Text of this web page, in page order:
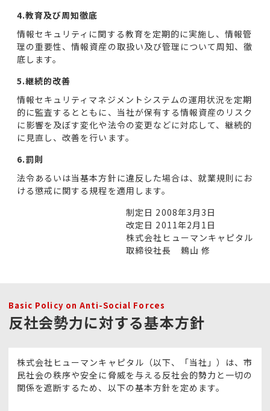
4.教育及び周知徹底
情報セキュリティに関する教育を定期的に実施し、情報管
理の重要性、情報資産の取扱い及び管理について周知、徹
底します。
5.継続的改善
情報セキュリティマネジメントシステムの運用状況を定期
的に監査するとともに、当社が保有する情報資産のリスク
に影響を及ぼす変化や法令の変更などに対応して、継続的
に見直し、改善を行います。
6.罰則
法令あるいは当基本方針に違反した場合は、就業規則にお
ける懲戒に関する規程を適用します。
制定日 2008年3月3日
改定日 2011年2月1日
株式会社ヒューマンキャピタル
取締役社長 鵣山 修
Basic Policy on Anti-Social Forces
反社会勢力に対する基本方針
株式会社ヒューマンキャピタル（以下、「当社」）は、市
民社会の秩序や安全に脅威を与える反社会的勢力と一切の
関係を遮断するため、 以下の基本方針を定めます。